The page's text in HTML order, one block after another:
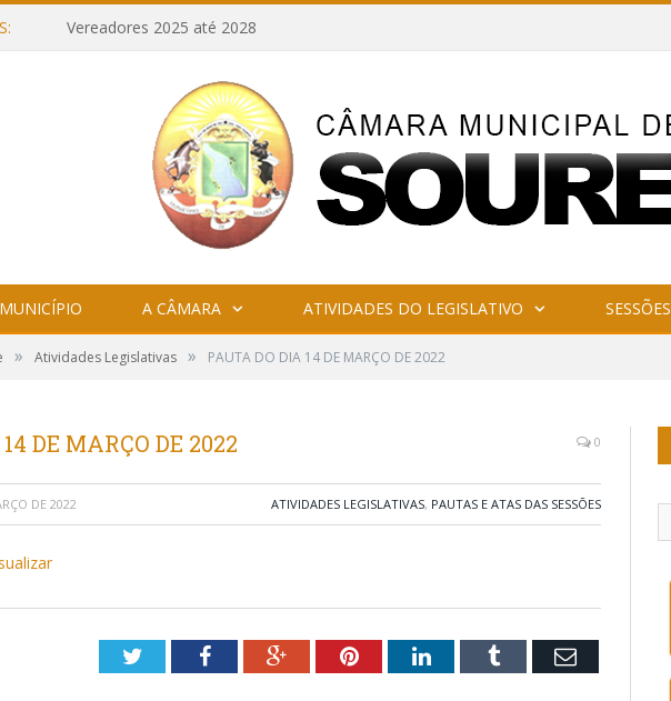
Vereadores 2025 até 2028
A CÂMARA ATIVIDADES DO LEGISLATIVO SESSÕES
» Atividades Legislativas » PAUTA DO DIA 14 DE MARÇO DE 2022
DE MARÇO DE 2022 0
DE 2022 ATIVIDADES LEGISLATIVAS, PAUTAS E ATAS DAS SESSÕES
TwitterFacebookGoogle+PinterestLinkedInTumblr Email